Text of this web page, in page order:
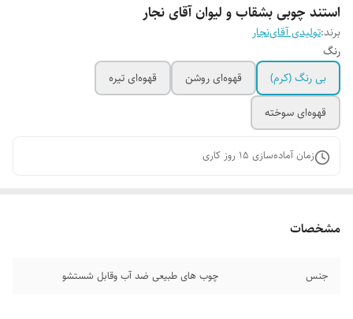
استند چوبی بشقاب و لیوان آقای نجار
برند:تولیدی آقای‌نجار
رنگ
بی رنگ‌ (کرم)
قهوه‌ای روشن
قهوه‌ای تیره
قهوه‌ای سوخته
زمان آماده‌سازی 15 روز کاری
مشخصات
جنس چوب‌ های طبیعی ضد آب وقابل شستشو